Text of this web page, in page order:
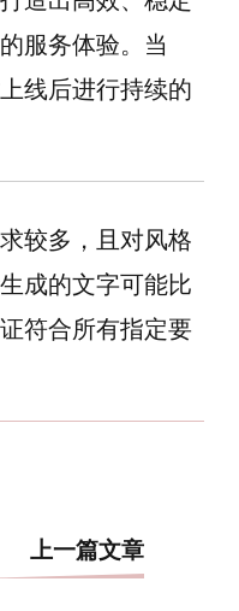
服务体验。当
线后进行持续的
较多，且对风格
成的文字可能比
符合所有指定要
上一篇文章